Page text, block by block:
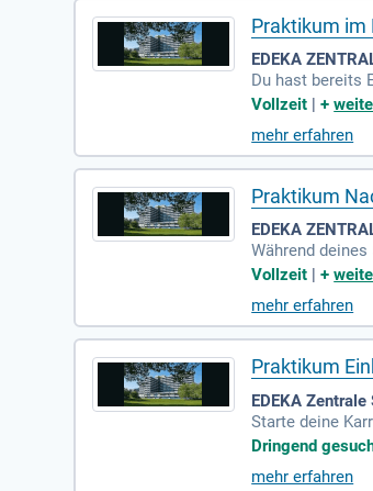
Praktikum im
EDEKA
Du hast bereits
m
wertschätzt und
Vollzeit |+
mehr erfahren
Praktikum
EDEKA
Während
u arbeitest aktiv
es Teams. Du
fragen und
Vollzeit |+
mehr erfahren
Praktikum
EDEKA
Starte deine
m Standort in
tze bei
e mitwirken.
Dringend
mehr erfahren